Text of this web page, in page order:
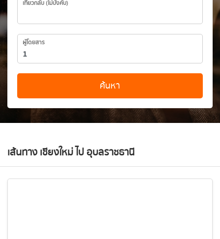
เที่ยวกลับ (ไม่บังคับ)
ผู้โดยสาร
ค้นหา
เส้นทาง เชียงใหม่ ไป อุบลราชธานี